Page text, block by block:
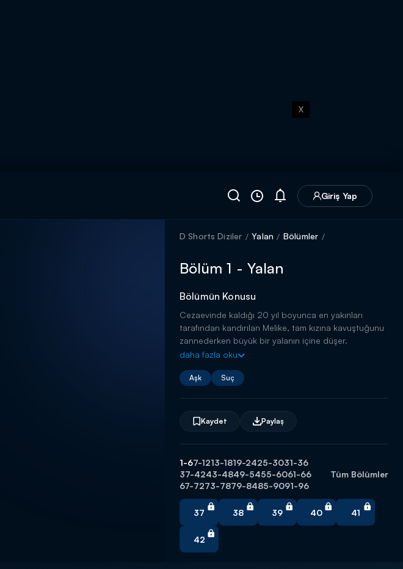
X
Giriş Yap
D Shorts Diziler Yalan Bölümler
Bölüm 1 - Yalan
Bölümün Konusu
Cezaevinde kaldığı 20 yıl boyunca en yakınları
tarafından kandırılan Melike, tam kızına kavuştuğunu
zannederken büyük bir yalanın içine düşer.
daha fazla oku
Aşk Suç
Kaydet Paylaş
1-67-1213-1819-2425-3031-36
37-4243-4849-5455-6061-66
67-7273-7879-8485-9091-96
Tüm Bölümler
37 38 39 40 41
42